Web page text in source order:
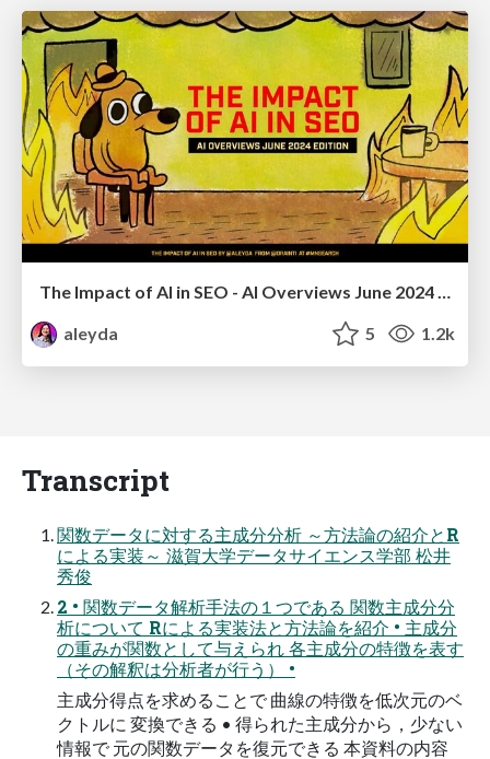
aleyda
5 1.2k
Transcript
関数データに対する主成分分析 ～方法論の紹介とR
による実装～ 滋賀大学データサイエンス学部 松井
秀俊
2 • 関数データ解析手法の１つである 関数主成分分
析について Rによる実装法と方法論を紹介 • 主成分
の重みが関数として与えられ 各主成分の特徴を表す
（その解釈は分析者が行う） •
主成分得点を求めることで 曲線の特徴を低次元のベ
クトルに 変換できる • 得られた主成分から，少ない
情報で 元の関数データを復元できる 本資料の内容